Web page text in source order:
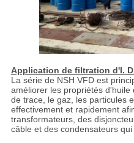
Application de filtration d'I.
La série de NSH VFD est
améliorer les propriétés
de trace, le gaz, les particules
effectivement et rapidement
transformateurs, des
câble et des condensateurs